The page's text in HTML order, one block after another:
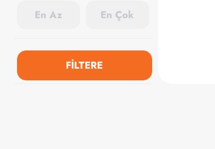
FİLTERE